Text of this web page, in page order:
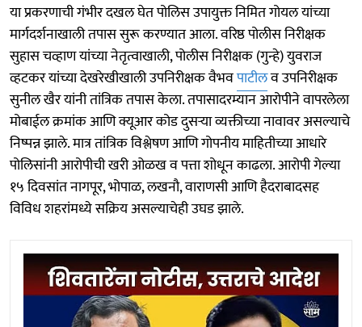
या प्रकरणाची गंभीर दखल घेत पोलिस उपायुक्त निमित गोयल यांच्या
मार्गदर्शनाखाली तपास सुरू करण्यात आला. वरिष्ठ पोलीस निरीक्षक
सुहास चव्हाण यांच्या नेतृत्वाखाली, पोलीस निरीक्षक (गुन्हे) युवराज
व्हटकर यांच्या देखरेखीखाली उपनिरीक्षक वैभवपाटीलव उपनिरीक्षक
सुनील खैर यांनी तांत्रिक तपास केला. तपासादरम्यान आरोपीने वापरलेला
मोबाईल क्रमांक आणि क्यूआर कोड दुसऱ्या व्यक्तीच्या नावावर असल्याचे
निष्पन्न झाले. मात्र तांत्रिक विश्लेषण आणि गोपनीय माहितीच्या आधारे
पोलिसांनी आरोपीची खरी ओळख व पत्ता शोधून काढला. आरोपी गेल्या
१५ दिवसांत नागपूर, भोपाळ, लखनौ, वाराणसी आणि हैदराबादसह
विविध शहरांमध्ये सक्रिय असल्याचेही उघड झाले.